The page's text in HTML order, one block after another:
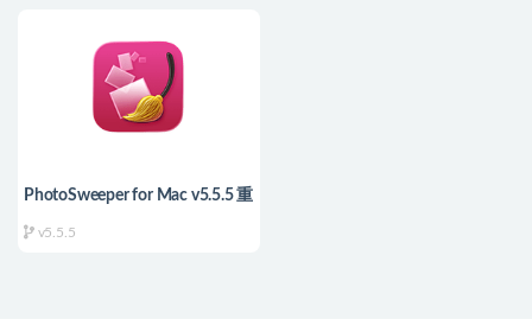
PhotoSweeper for Mac v5.5.5 重
v5.5.5